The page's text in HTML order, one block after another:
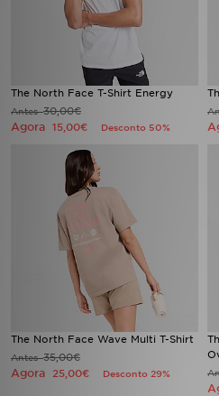
The North Face T-Shirt Energy
Antes30,00€
Agora 15,00€ Desconto 50%
The North Face Wave Multi T-Shirt
Antes35,00€
Agora 25,00€ Desconto 29%